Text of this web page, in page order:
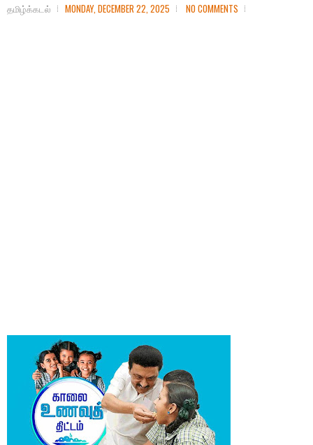
தமிழ்க்கடல் MONDAY, DECEMBER 22, 2025 NO COMMENTS